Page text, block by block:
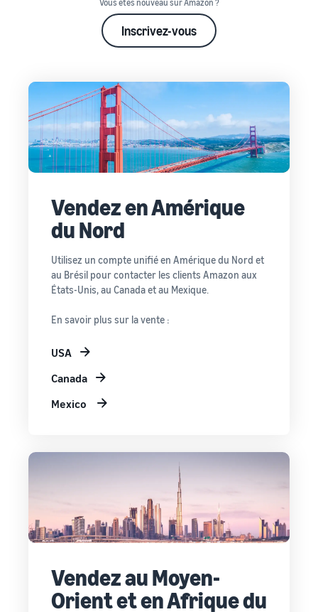
Vous êtes nouveau sur Amazon ?
Inscrivez-vous
Vendez en Amérique
du Nord
Utilisez un compte unifié en Amérique du Nord et
au Brésil pour contacter les clients Amazon aux
États-Unis, au Canada et au Mexique.
En savoir plus sur la vente :
USA
Canada
Mexico
Vendez au Moyen-
Orient et en Afrique du